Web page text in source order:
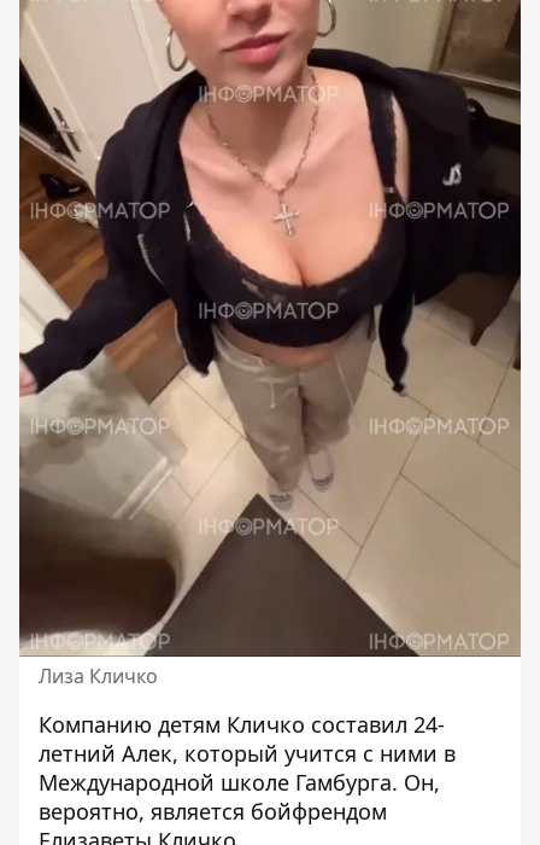
Лиза Кличко
Компанию детям Кличко составил 24-
летний Алек, который учится с ними в
Международной школе Гамбурга. Он,
вероятно, является бойфрендом